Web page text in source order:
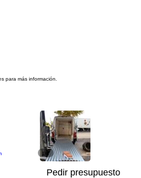
para más información.
1/1
Pedir presupuesto